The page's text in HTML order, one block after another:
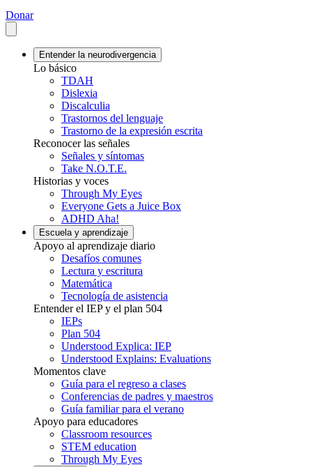
Donar
Entender la neurodivergencia
Lo básico
TDAH
Dislexia
Discalculia
Trastornos del lenguaje
Trastorno de la expresión escrita
Reconocer las señales
Señales y síntomas
Take N.O.T.E.
Historias y voces
Through My Eyes
Everyone Gets a Juice Box
ADHD Aha!
Escuela y aprendizaje
Apoyo al aprendizaje diario
Desafíos comunes
Lectura y escritura
Matemática
Tecnología de asistencia
Entender el IEP y el plan 504
IEPs
Plan 504
Understood Explica: IEP
Understood Explains: Evaluations
Momentos clave
Guía para el regreso a clases
Conferencias de padres y maestros
Guía familiar para el verano
Apoyo para educadores
Classroom resources
STEM education
Through My Eyes